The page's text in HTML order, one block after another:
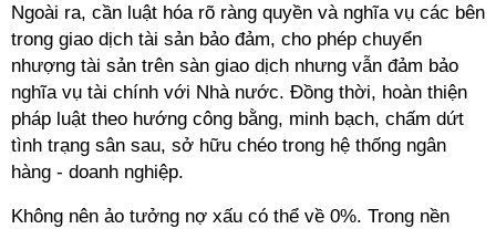
Ngoài ra, cần luật hóa rõ ràng quyền và nghĩa vụ các bên
trong giao dịch tài sản bảo đảm, cho phép chuyển
nhượng tài sản trên sàn giao dịch nhưng vẫn đảm bảo
nghĩa vụ tài chính với Nhà nước. Đồng thời, hoàn thiện
pháp luật theo hướng công bằng, minh bạch, chấm dứt
tình trạng sân sau, sở hữu chéo trong hệ thống ngân
hàng - doanh nghiệp.
Không nên ảo tưởng nợ xấu có thể về 0%. Trong nền